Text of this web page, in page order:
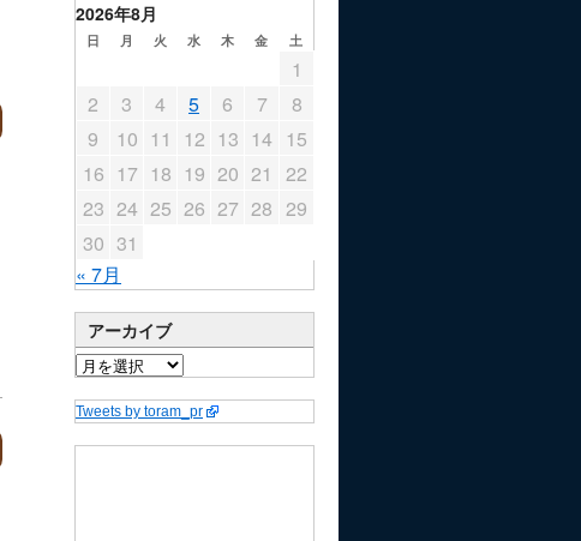
2026年8月
日 月 火 水 木 金 土
« 7月
1
2
3 4 5 6 7
8
9
10 11 12 13 14 15
16 17 18 19 20 21
22
23 24 25 26 27 28 29
30 31
アーカイブ
Tweets by toram_pr